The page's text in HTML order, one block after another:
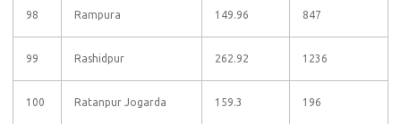
98 Rampura 149.96 847
99 Rashidpur 262.92 1236
100 Ratanpur Jogarda 159.3 196